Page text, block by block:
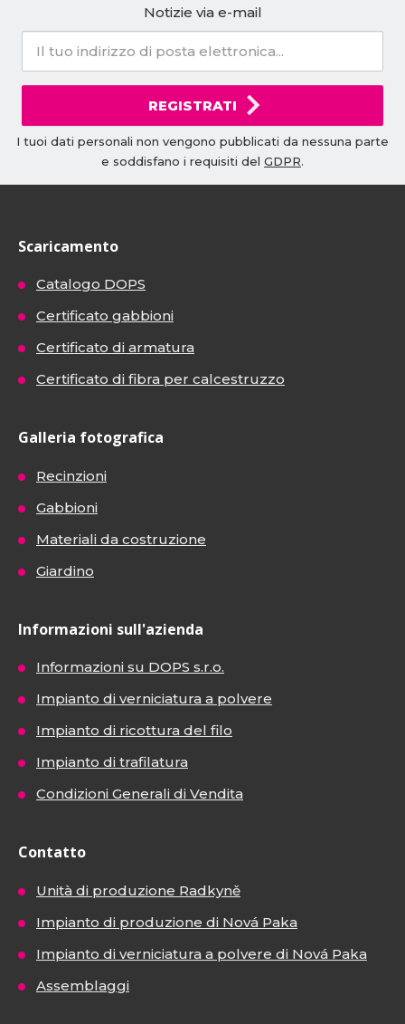
Notizie via e-mail
REGISTRATI
I tuoi dati personali non vengono pubblicati da nessuna parte
e soddisfano i requisiti del GDPR.
Scaricamento
Catalogo DOPS
Certificato gabbioni
Certificato di armatura
Certificato di fibra per calcestruzzo
Galleria fotografica
Recinzioni
Gabbioni
Materiali da costruzione
Giardino
Informazioni sull'azienda
Informazioni su DOPS s.r.o.
Impianto di verniciatura a polvere
Impianto di ricottura del filo
Impianto di trafilatura
Condizioni Generali di Vendita
Contatto
Unità di produzione Radkyně
Impianto di produzione di Nová Paka
Impianto di verniciatura a polvere di Nová Paka
Assemblaggi